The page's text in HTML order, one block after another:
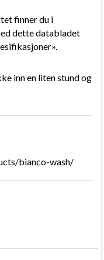
bianco-wash/
finner du i
dette databladet
inn en liten stund og